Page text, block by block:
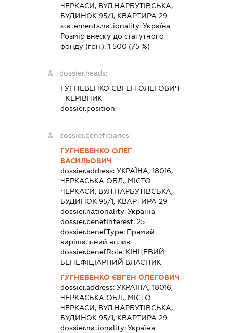
ЧЕРКАСИ, ВУЛ.НАРБУТІВСЬКА,
БУДИНОК 95/1, КВАРТИРА 29
statements.nationality: Україна
Розмір внеску до статутного
фонду (грн.): 1 500 (75 %)
dossier.heads:
ГУГНЕВЕНКО ЄВГЕН ОЛЕГОВИЧ
- КЕРІВНИК
dossier.position -
dossier.beneficiaries:
ГУГНЕВЕНКО ОЛЕГ
ВАСИЛЬОВИЧ
dossier.address: УКРАЇНА, 18016,
ЧЕРКАСЬКА ОБЛ., МІСТО
ЧЕРКАСИ, ВУЛ.НАРБУТІВСЬКА,
БУДИНОК 95/1, КВАРТИРА 29
dossier.nationality: Україна
dossier.benefInterest: 25
dossier.benefType: Прямий
вирішальний вплив
dossier.benefRole: КІНЦЕВИЙ
БЕНЕФІЦІАРНИЙ ВЛАСНИК
ГУГНЕВЕНКО ЄВГЕН ОЛЕГОВИЧ
dossier.address: УКРАЇНА, 18016,
ЧЕРКАСЬКА ОБЛ., МІСТО
ЧЕРКАСИ, ВУЛ.НАРБУТІВСЬКА,
БУДИНОК 95/1, КВАРТИРА 29
dossier.nationality: Україна